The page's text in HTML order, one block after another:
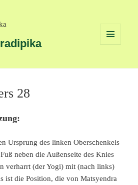
28
Ursprung des linken Oberschenkels
neben die Außenseite des Knies
verharrt (der Yogi) mit (nach links)
ist die Position, die von Matsyendra